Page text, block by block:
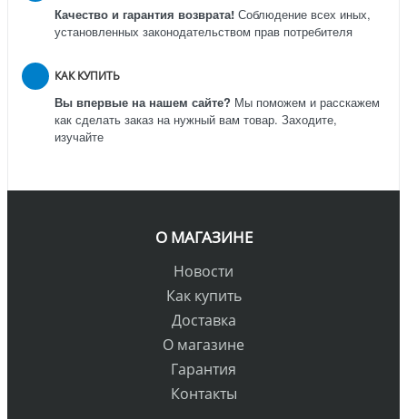
Качество и гарантия возврата! Соблюдение всех иных,
установленных законодательством прав потребителя
КАК КУПИТЬ
Вы впервые на нашем сайте? Мы поможем и расскажем
как сделать заказ на нужный вам товар. Заходите,
изучайте
О МАГАЗИНЕ
Новости
Как купить
Доставка
О магазине
Гарантия
Контакты